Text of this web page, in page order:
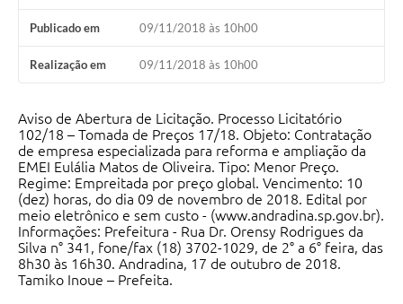
Publicado em 09/11/2018 às 10h00
Realização em 09/11/2018 às 10h00
Aviso de Abertura de Licitação. Processo Licitatório
102/18 – Tomada de Preços 17/18. Objeto: Contratação
de empresa especializada para reforma e ampliação da
EMEI Eulália Matos de Oliveira. Tipo: Menor Preço.
Regime: Empreitada por preço global. Vencimento: 10
(dez) horas, do dia 09 de novembro de 2018. Edital por
meio eletrônico e sem custo - (www.andradina.sp.gov.br).
Informações: Prefeitura - Rua Dr. Orensy Rodrigues da
Silva n° 341, fone/fax (18) 3702-1029, de 2° a 6° feira, das
8h30 às 16h30. Andradina, 17 de outubro de 2018.
Tamiko Inoue – Prefeita.